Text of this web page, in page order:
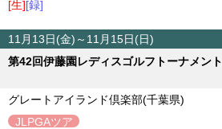
[生][録]
11月13日(金)～11月15日(日)
第42回伊藤園レディスゴルフトーナメント
グレートアイランド倶楽部(千葉県)
JLPGAツア